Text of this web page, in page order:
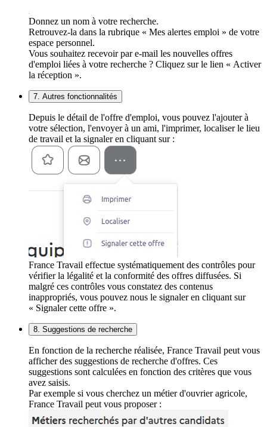
Donnez un nom à votre recherche.
Retrouvez-la dans la rubrique « Mes alertes emploi » de votre
espace personnel.
Vous souhaitez recevoir par e-mail les nouvelles offres
d'emploi liées à votre recherche ? Cliquez sur le lien « Activer
la réception ».
7. Autres fonctionnalités
Depuis le détail de l'offre d'emploi, vous pouvez l'ajouter à
votre sélection, l'envoyer à un ami, l'imprimer, localiser le lieu
de travail et la signaler en cliquant sur :
France Travail effectue systématiquement des contrôles pour
vérifier la légalité et la conformité des offres diffusées. Si
malgré ces contrôles vous constatez des contenus
inappropriés, vous pouvez nous le signaler en cliquant sur
« Signaler cette offre ».
8. Suggestions de recherche
En fonction de la recherche réalisée, France Travail peut vous
afficher des suggestions de recherche d'offres. Ces
suggestions sont calculées en fonction des critères que vous
avez saisis.
Par exemple si vous cherchez un métier d'ouvrier agricole,
France Travail peut vous proposer :